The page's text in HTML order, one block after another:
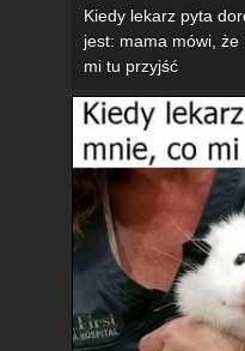
Kiedy lekarz pyta
jest: mama mówi, że
mi tu przyjść